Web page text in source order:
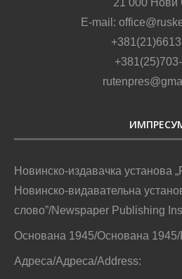
E-mail:
+381(25)703-
Новинско-издавачка установа
Новинско-видавательна
слово”/Newspaper Publishing
Основана 1945/Основана
Адреса/Адреса/Address: